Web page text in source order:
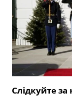
Слідкуйте